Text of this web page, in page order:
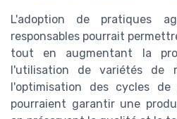
L'adoption de pratiques
responsables pourrait
tout en augmentant la
l'utilisation de variétés de
l'optimisation des cycles de
pourraient garantir une